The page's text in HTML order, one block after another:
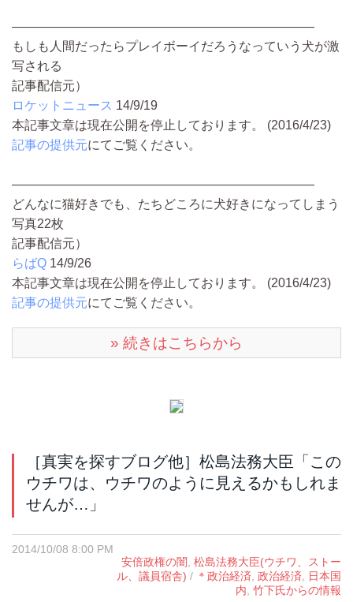
————————————————————————
もしも人間だったらプレイボーイだろうなっていう犬が激
写される
記事配信元）
ロケットニュース 14/9/19
本記事文章は現在公開を停止しております。 (2016/4/23)
記事の提供元にてご覧ください。
————————————————————————
どんなに猫好きでも、たちどころに犬好きになってしまう
写真22枚
記事配信元）
らばQ 14/9/26
本記事文章は現在公開を停止しております。 (2016/4/23)
記事の提供元にてご覧ください。
» 続きはこちらから
［真実を探すブログ他］松島法務大臣「この
ウチワは、ウチワのように見えるかもしれま
せんが…」
2014/10/08 8:00 PM
安倍政権の闇
松島法務大臣(ウチワ、ストー
ル、議員宿舎) / ＊政治経済 政治経済
日本国
内 竹下氏からの情報